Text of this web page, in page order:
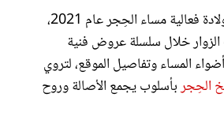
ومنذ اللحظة الأولى لولادة فعالية مساء الحِجر عام 2021،
خلال سلسلة عروض فنية
المساء وتفاصيل الموقع، لتروي
الحِجربأسلوب يجمع الأصالة وروح